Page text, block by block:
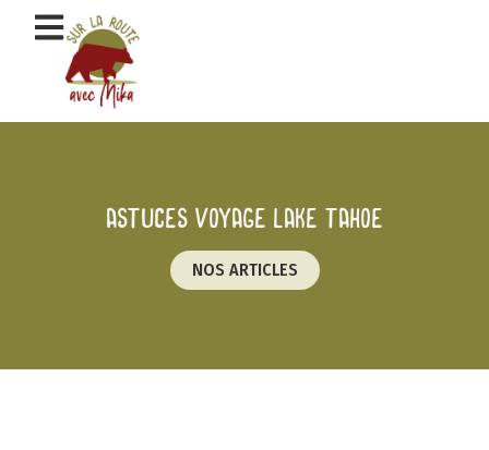
Astuces voyage Lake Tahoe
NOS ARTICLES